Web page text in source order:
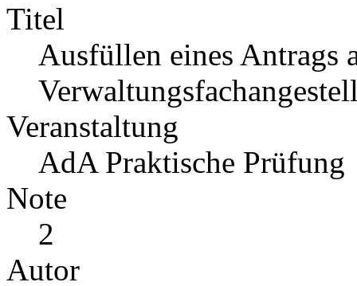
Titel
Ausfüllen eines Antrags
Veranstaltung
AdA Praktische Prüfung
Note
2
Autor